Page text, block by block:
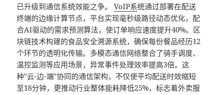
已升级到通信系统效能之争。VoIP系统通过部署在配送
终端的边缘计算节点，平台实现毫秒级路径动态优化，配
合AI驱动的需求预测算法，使订单响应速度提升40%。区
块链技术构建的食品安全溯源系统，确保每份餐品经历12
个环节的透明化传输。多模态通信网络整合了骑手调度、
温控监测等应用场景，异常事件处理效率提高3倍。这
种"云-边-端"协同的通信架构，不仅使平均配送时效缩短
至18分钟，更推动行业整体能耗降低25%，标志着外卖服